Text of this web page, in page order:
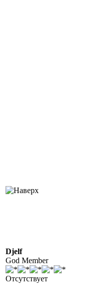
Djelf
God Member
Отсутствует